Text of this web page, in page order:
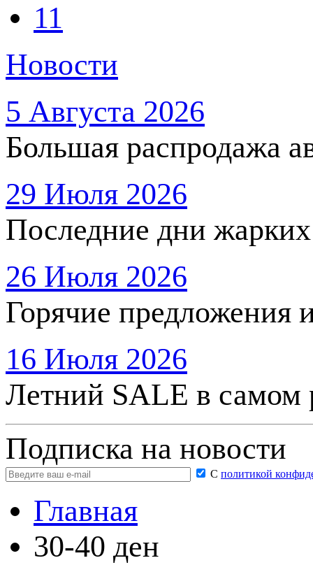
11
Новости
5 Августа 2026
Большая распродажа
29 Июля 2026
Последние дни
26 Июля 2026
Горячие предложения
16 Июля 2026
Летний SALE в самом
Подписка на новости
С политикой
Главная
30-40 ден